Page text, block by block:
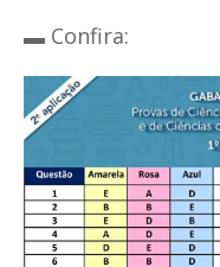
▬ Confira: